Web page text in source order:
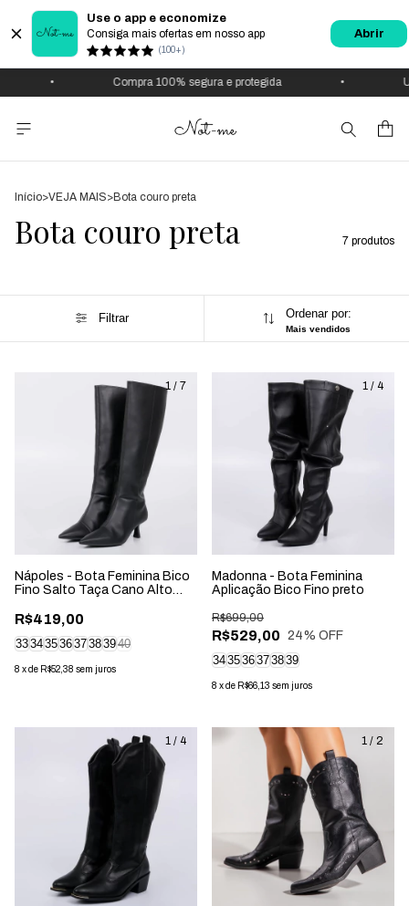
Use o app e economize
Consiga mais ofertas em nosso app
(100+)
Abrir
Compra 100% segura e protegida
Início>VEJA MAIS>Bota couro preta
Bota couro preta 7 produtos
Filtrar Ordenar por:
Mais vendidos
1 / 7
Nápoles - Bota Feminina Bico
Fino Salto Taça Cano Alto
R$419,00
3334353637383940
8 xde R$52,38 sem juros
1 / 4
Madonna - Bota Feminina
Aplicação Bico Fino preto
R$529,00
R$699,00
24% OFF
343536373839
8 xde R$66,13 sem juros
1 / 4 1 / 2